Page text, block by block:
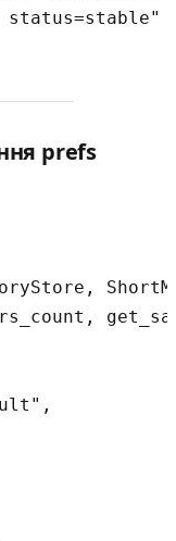
prefs